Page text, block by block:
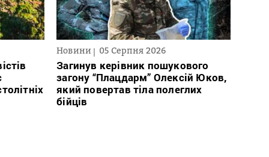
Новини 05 Серпня 2026
Загинув керівник пошукового
загону “Плацдарм” Олексій Юков,
який повертав тіла полеглих
бійців